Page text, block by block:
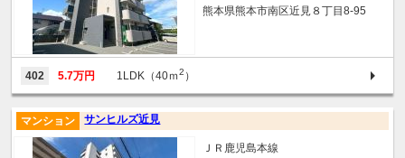
熊本県熊本市南区近見８丁目8-95
402 5.7万円 1LDK（40ｍ2 ）
サンヒルズ近見
マンション
ＪＲ鹿児島本線